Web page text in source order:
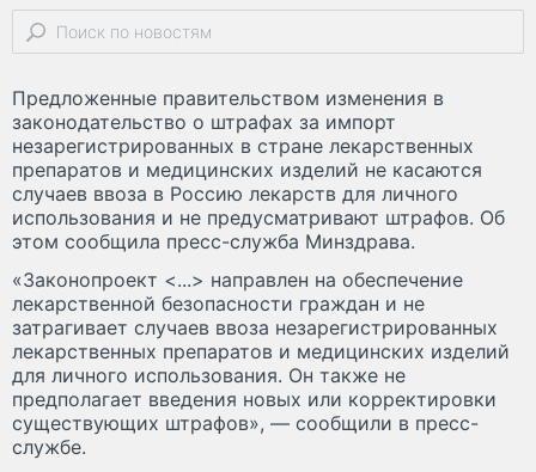
Предложенные правительством изменения в
законодательство о штрафах за импорт
незарегистрированных в стране лекарственных
препаратов и медицинских изделий не касаются
случаев ввоза в Россию лекарств для личного
использования и не предусматривают штрафов. Об
этом сообщила пресс-служба Минздрава.
«Законопроект <...> направлен на обеспечение
лекарственной безопасности граждан и не
затрагивает случаев ввоза незарегистрированных
лекарственных препаратов и медицинских изделий
для личного использования. Он также не
предполагает введения новых или корректировки
существующих штрафов», — сообщили в пресс-
службе.